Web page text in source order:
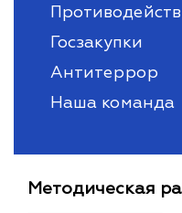
Госзакупки
Антитеррор
Наша команда
Методическая